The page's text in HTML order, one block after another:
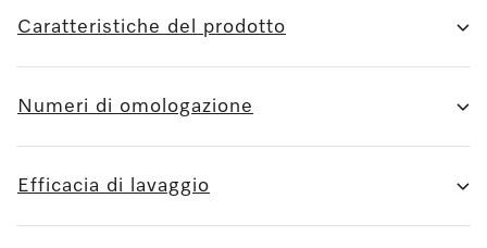
Caratteristiche del prodotto
Numeri di omologazione
Efficacia di lavaggio